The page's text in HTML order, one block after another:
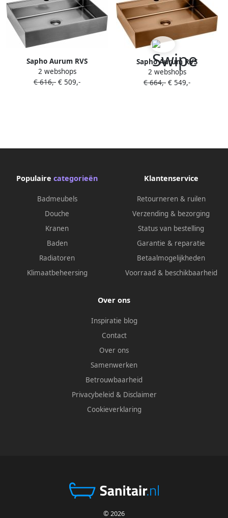
Sapho Aurum RVS
wandhangwastafel 55x42cm
inclusief afvoer RVS mat
2 webshops
€ 616,- € 509,-
Sapho Aurum RVS
wandhangwastafel 55x42cm
inclusief afvoer koper mat
2 webshops
€ 664,- € 549,-
Populaire categorieën
Badmeubels
Douche
Kranen
Baden
Radiatoren
Klimaatbeheersing
Klantenservice
Retourneren & ruilen
Verzending & bezorging
Status van bestelling
Garantie & reparatie
Betaalmogelijkheden
Voorraad & beschikbaarheid
Over ons
Inspiratie blog
Contact
Over ons
Samenwerken
Betrouwbaarheid
Privacybeleid & Disclaimer
Cookieverklaring
© 2026